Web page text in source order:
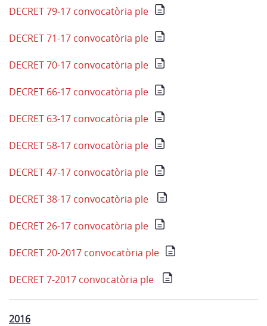
DECRET 79-17 convocatòria ple
DECRET 71-17 convocatòria ple
DECRET 70-17 convocatòria ple
DECRET 66-17 convocatòria ple
DECRET 63-17 convocatòria ple
DECRET 58-17 convocatòria ple
DECRET 47-17 convocatòria ple
DECRET 38-17 convocatòria ple
DECRET 26-17 convocatòria ple
DECRET 20-2017 convocatòria ple
DECRET 7-2017 convocatòria ple
2016